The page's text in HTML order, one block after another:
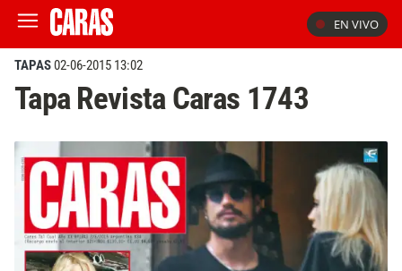
EN VIVO
TAPAS02-06-2015 13:02
Tapa Revista Caras 1743